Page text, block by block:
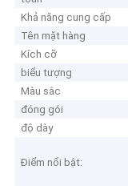
Khả năng cung cấp
Tên mặt hàng
Kích cỡ
biểu tượng
Màu sắc
đóng gói
độ dày
Điểm nổi bật: